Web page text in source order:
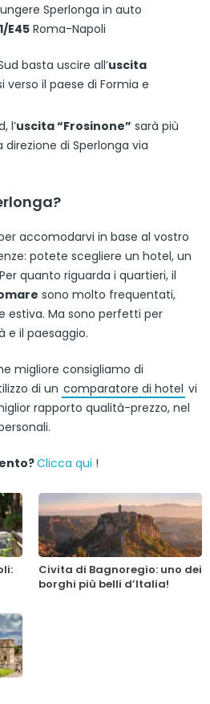
Sperlonga in auto
E45 Roma-Napoli
basta uscire all’uscita
verso il paese di Formia e
l’uscita “Frosinone” sarà più
di Sperlonga via
accomodarvi in base al vostro
potete scegliere un hotel, un
quanto riguarda i quartieri, il
sono molto frequentati,
estiva. Ma sono perfetti per
e il paesaggio.
migliore consigliamo di
di un comparatore di hotel vi
rapporto qualità-prezzo, nel
Clicca qui !
Civita di Bagnoregio: uno dei
borghi più belli d’Italia!